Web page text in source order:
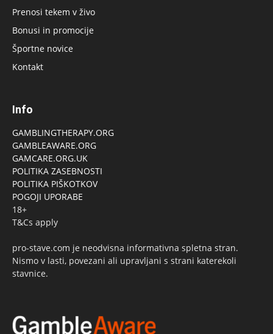
Prenosi tekem v živo
Bonusi in promocije
Športne novice
Kontakt
Info
GAMBLINGTHERAPY.ORG
GAMBLEAWARE.ORG
GAMCARE.ORG.UK
POLITIKA ZASEBNOSTI
POLITIKA PIŠKOTKOV
POGOJI UPORABE
18+
T&Cs apply
pro-stave.com je neodvisna informativna spletna stran.
Nismo v lasti, povezani ali upravljani s strani katerekoli
stavnice.